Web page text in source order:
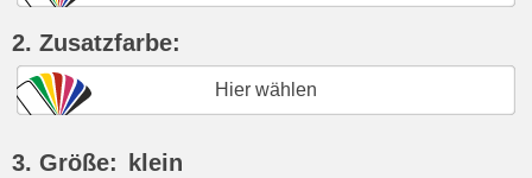
2. Zusatzfarbe:
Hier wählen
3. Größe: klein